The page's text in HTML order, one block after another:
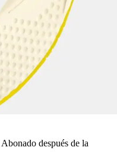
Abonado después de la